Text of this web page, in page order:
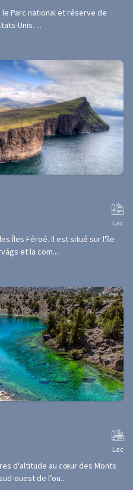
Parc national et réserve de
Unis. ...
Lac
Îles Féroé. Il est situé sur l'île
et la com...
Lac
d'altitude au cœur des Monts
ouest de l’ou...